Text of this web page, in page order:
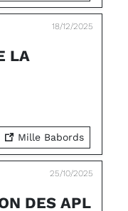
18/12/2025
LA
Mille Babords
25/10/2025
DES APL